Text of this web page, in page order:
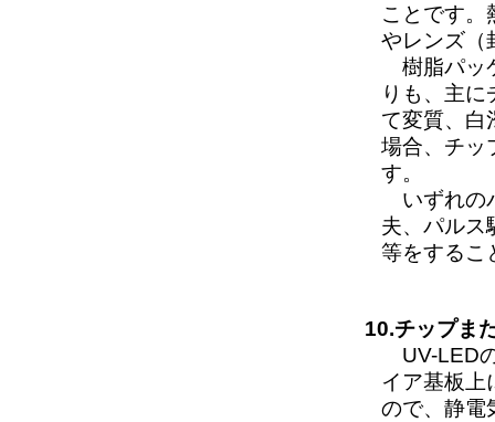
ことです。
やレンズ（
樹脂パッ
りも、主
て変質、白
場合、チッ
す。
いずれの
夫、パルス
等をするこ
10.チップま
UV-LED
イア基板上
ので、静電